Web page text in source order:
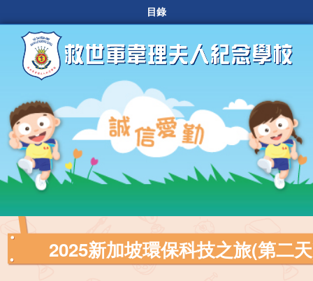
目錄
2025新加坡環保科技之旅(第二